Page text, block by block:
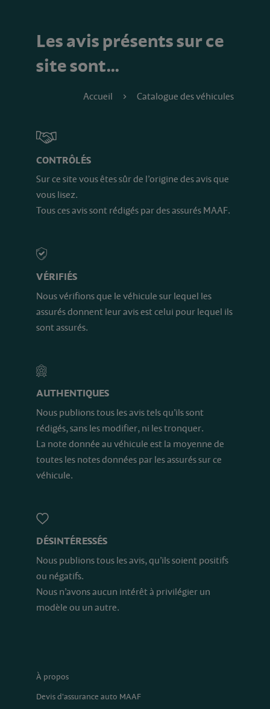
Les avis présents sur ce
site sont…
Accueil Catalogue des véhicules
CONTRÔLÉS
Sur ce site vous êtes sûr de l’origine des avis que
vous lisez.
Tous ces avis sont rédigés par des assurés MAAF.
VÉRIFIÉS
Nous vérifions que le véhicule sur lequel les
assurés donnent leur avis est celui pour lequel ils
sont assurés.
AUTHENTIQUES
Nous publions tous les avis tels qu’ils sont
rédigés, sans les modifier, ni les tronquer.
La note donnée au véhicule est la moyenne de
toutes les notes données par les assurés sur ce
véhicule.
DÉSINTÉRESSÉS
Nous publions tous les avis, qu’ils soient positifs
ou négatifs.
Nous n’avons aucun intérêt à privilégier un
modèle ou un autre.
À propos
Devis d'assurance auto MAAF